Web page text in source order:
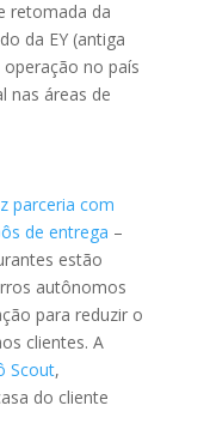
retomada da
da EY (antiga
no país
nas áreas de
parceria com
de entrega –
estão
autônomos
para reduzir o
clientes. A
Scout,
do cliente